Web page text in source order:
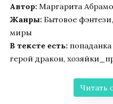
Автор: Маргарита
Жанры: Бытовое
миры
В тексте есть:
герой дракон,
Читать